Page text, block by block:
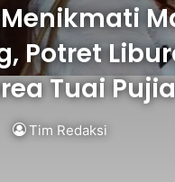
Potret
Tuai
Tim Redaksi